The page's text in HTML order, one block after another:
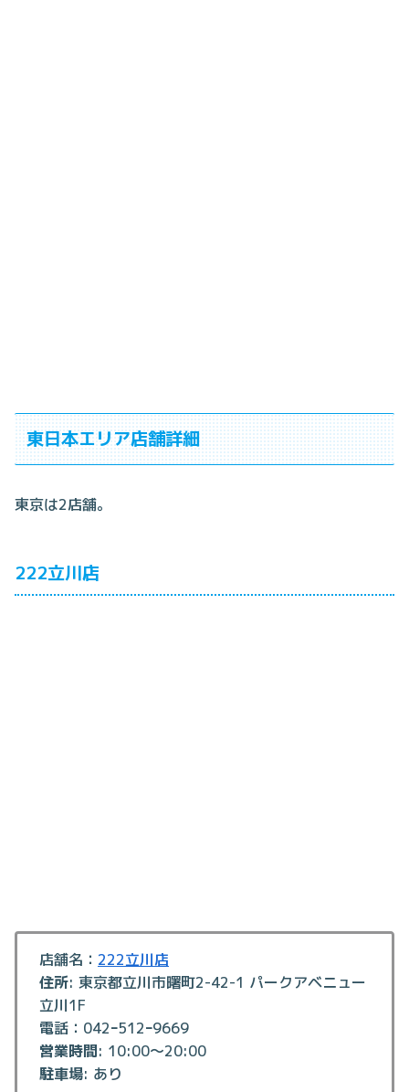
東日本エリア店舗詳細
東京は2店舗。
222立川店
店舗名： 222立川店
住所: 東京都立川市曙町2-42-1 パークアベニュー
立川1F
電話：042ｰ512ｰ9669
営業時間: 10:00～20:00
駐車場: あり